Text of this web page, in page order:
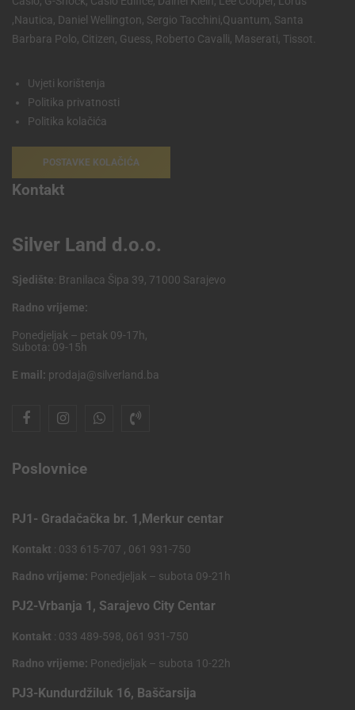
,Nautica, Daniel Wellington, Sergio Tacchini,Quantum, Santa
Barbara Polo, Citizen, Guess, Roberto Cavalli, Maserati, Tissot.
Uvjeti korištenja
Politika privatnosti
Politika kolačića
POSTAVKE KOLAČIĆA
Kontakt
Silver Land d.o.o.
Sjedište: Branilaca Šipa 39, 71000 Sarajevo
Radno vrijeme:
Ponedjeljak – petak 09-17h,
Subota: 09-15h
E mail: prodaja@silverland.ba
Poslovnice
PJ1- Gradačačka br. 1,Merkur centar
Kontakt : 033 615-707 , 061 931-750
Radno vrijeme: Ponedjeljak – subota 09-21h
PJ2-Vrbanja 1, Sarajevo City Centar
Kontakt : 033 489-598, 061 931-750
Radno vrijeme: Ponedjeljak – subota 10-22h
PJ3-Kundurdžiluk 16, Baščarsija